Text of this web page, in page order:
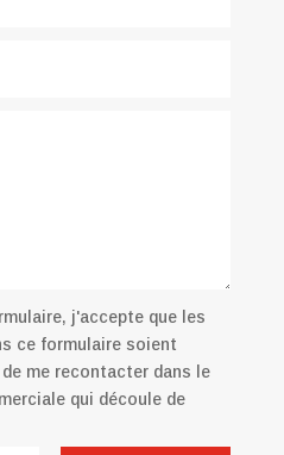
j'accepte que les
ce formulaire soient
me recontacter dans le
qui découle de